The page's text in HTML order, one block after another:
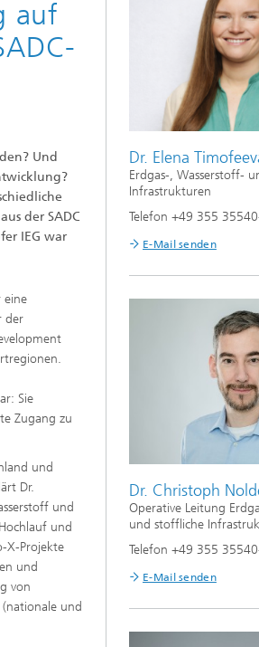
auf
Und
der SADC
IEG war
eine
der
Sie
Zugang zu
und
Dr.
und
und
X-Projekte
und
von
und
Dr. Elena
Erdgas-, Wasserstoff-
Infrastrukturen
Telefon +49 355
E-Mail senden
Dr. Christoph
Operative Leitung
und stoffliche
Telefon +49 355
E-Mail senden